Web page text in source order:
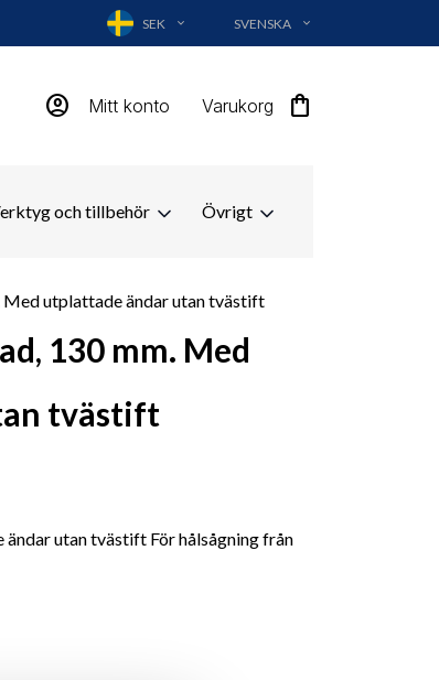
SEK EXPAND_MORE SVENSKA EXPAND_MORE
account_circle Mitt konto Varukorg shopping_bag
och tillbehör Övrigt
Med utplattade ändar utan tvästift
130 mm. Med
tvästift
utan tvästift För hålsågning från